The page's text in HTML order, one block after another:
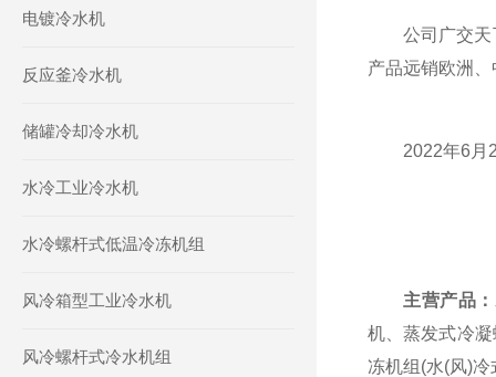
电镀冷水机
反应釜冷水机
储罐冷却冷水机
水冷工业冷水机
水冷螺杆式低温冷冻机组
风冷箱型工业冷水机
风冷螺杆式冷水机组
公司广交天下
产品远销欧洲
2022年6月24
主营产品：
机、蒸发式冷
冻机组(水(风)